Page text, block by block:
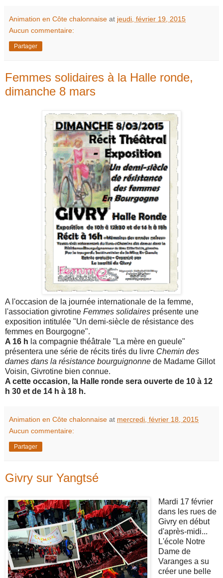
Animation en Côte chalonnaise at jeudi, février 19, 2015
Aucun commentaire:
Partager
Femmes solidaires à la Halle ronde,
dimanche 8 mars
A l'occasion de la journée internationale de la femme,
l'association givrotine Femmes solidaires présente une
exposition intitulée "Un demi-siècle de résistance des
femmes en Bourgogne".
A 16 h la compagnie théâtrale "La mère en gueule"
présentera une série de récits tirés du livre Chemin des
dames dans la résistance bourguignonne de Madame Gillot
Voisin, Givrotine bien connue.
A cette occasion, la Halle ronde sera ouverte de 10 à 12
h 30 et de 14 h à 18 h.
Animation en Côte chalonnaise at mercredi, février 18, 2015
Aucun commentaire:
Partager
Givry sur Yangtsé
Mardi 17 février
dans les rues de
Givry en début
d'après-midi...
L'école Notre
Dame de
Varanges a su
créer une belle